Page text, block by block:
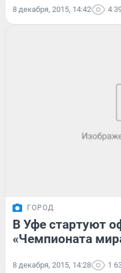
8 декабря, 2015, 14:42 4
ГОРОД
В Уфе стартуют
«Чемпионата
8 декабря, 2015, 14:28 1